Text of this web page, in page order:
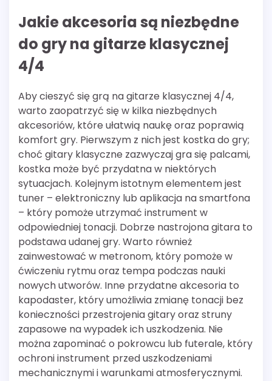
Jakie akcesoria są niezbędne
do gry na gitarze klasycznej
4/4
Aby cieszyć się grą na gitarze klasycznej 4/4,
warto zaopatrzyć się w kilka niezbędnych
akcesoriów, które ułatwią naukę oraz poprawią
komfort gry. Pierwszym z nich jest kostka do gry;
choć gitary klasyczne zazwyczaj gra się palcami,
kostka może być przydatna w niektórych
sytuacjach. Kolejnym istotnym elementem jest
tuner – elektroniczny lub aplikacja na smartfona
– który pomoże utrzymać instrument w
odpowiedniej tonacji. Dobrze nastrojona gitara to
podstawa udanej gry. Warto również
zainwestować w metronom, który pomoże w
ćwiczeniu rytmu oraz tempa podczas nauki
nowych utworów. Inne przydatne akcesoria to
kapodaster, który umożliwia zmianę tonacji bez
konieczności przestrojenia gitary oraz struny
zapasowe na wypadek ich uszkodzenia. Nie
można zapominać o pokrowcu lub futerale, który
ochroni instrument przed uszkodzeniami
mechanicznymi i warunkami atmosferycznymi.